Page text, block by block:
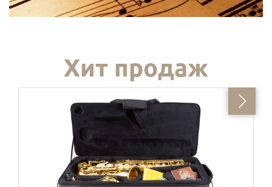
Хит продаж